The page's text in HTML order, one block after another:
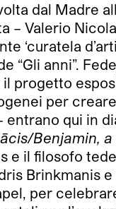
dal Madre
– Valerio
‘curatela
“Gli anni”.
per
entrano qui in
Benjamin,
il filosofo
Brinkmanis
per